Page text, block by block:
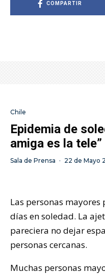
COMPARTIR
Chile
Epidemia de
amiga es la tele”
Sala de Prensa · 22 de Mayo
Las personas
días en soledad. La
pareciera no dejar
personas cercanas.
Muchas personas